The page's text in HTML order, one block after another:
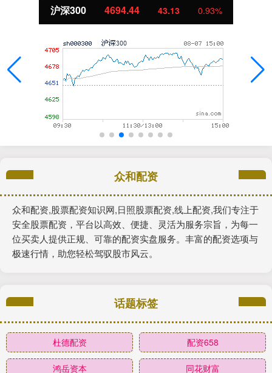
沪深300 4694.44 43.13 0.93%
众和配资
众和配资,股票配资知识网,日照股票配资,线上配资,我们专注于
安全股票配资，平台以高效、便捷、灵活为服务宗旨，为每一
位买卖人提供正规、可靠的配资实盘服务。丰富的配资选项与
极速行情，助您轻松驾驭股市风云。
话题标签
杜德配资 配资658
鸿岳资本 同花财富